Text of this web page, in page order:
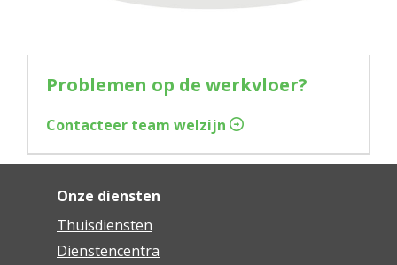
Problemen op de werkvloer?
Contacteer team welzijn
Onze diensten
Thuisdiensten
Dienstencentra